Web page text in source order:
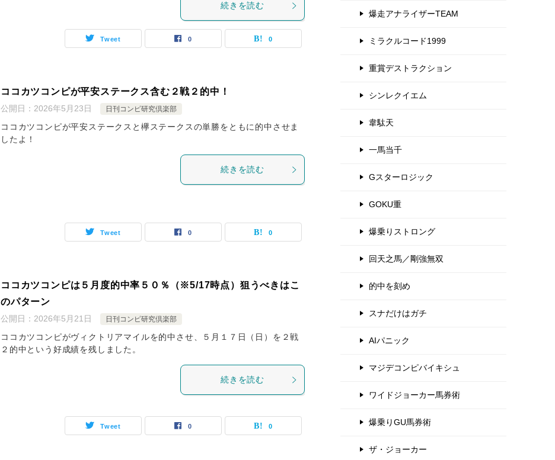
続きを読む
Tweet 0 0
ココカツコンピが平安ステークス含む２戦２的中！
公開日： 2026年5月23日 日刊コンピ研究倶楽部
ココカツコンピが平安ステークスと欅ステークスの単勝をともに的中させま
したよ！
続きを読む
Tweet 0 0
ココカツコンピは５月度的中率５０％（※5/17時点）狙うべきはこ
のパターン
公開日： 2026年5月21日 日刊コンピ研究倶楽部
ココカツコンピがヴィクトリアマイルを的中させ、５月１７日（日）を２戦
２的中という好成績を残しました。
続きを読む
Tweet 0 0
爆走アナライザーTEAM
ミラクルコード1999
重賞デストラクション
シンレクイエム
韋駄天
一馬当千
Gスターロジック
GOKU重
爆乗りストロング
回天之馬／剛強無双
的中を刻め
スナだけはガチ
AIパニック
マジデコンピバイキシュ
ワイドジョーカー馬券術
爆乗りGU馬券術
ザ・ジョーカー